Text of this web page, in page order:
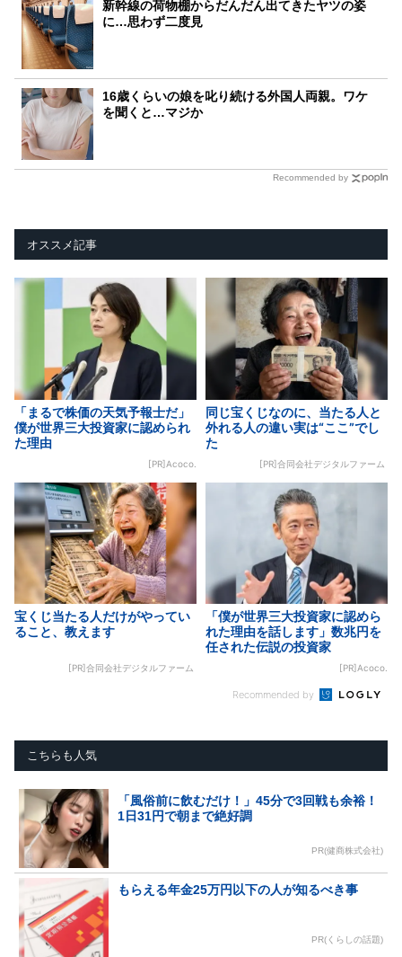
新幹線の荷物棚からだんだん出てきたヤツの姿
に…思わず二度見
16歳くらいの娘を叱り続ける外国人両親。ワケ
を聞くと…マジか
Recommended by
オススメ記事
「まるで株価の天気予報士だ」
僕が世界三大投資家に認められ
た理由
[PR]Acoco.
同じ宝くじなのに、当たる人と
外れる人の違い実は“ここ”でし
た
[PR]合同会社デジタルファーム
宝くじ当たる人だけがやってい
ること、教えます
[PR]合同会社デジタルファーム
「僕が世界三大投資家に認めら
れた理由を話します」数兆円を
任された伝説の投資家
[PR]Acoco.
Recommended by
こちらも人気
「風俗前に飲むだけ！」45分で3回戦も余裕！
1日31円で朝まで絶好調
PR(健商株式会社)
もらえる年金25万円以下の人が知るべき事
PR(くらしの話題)